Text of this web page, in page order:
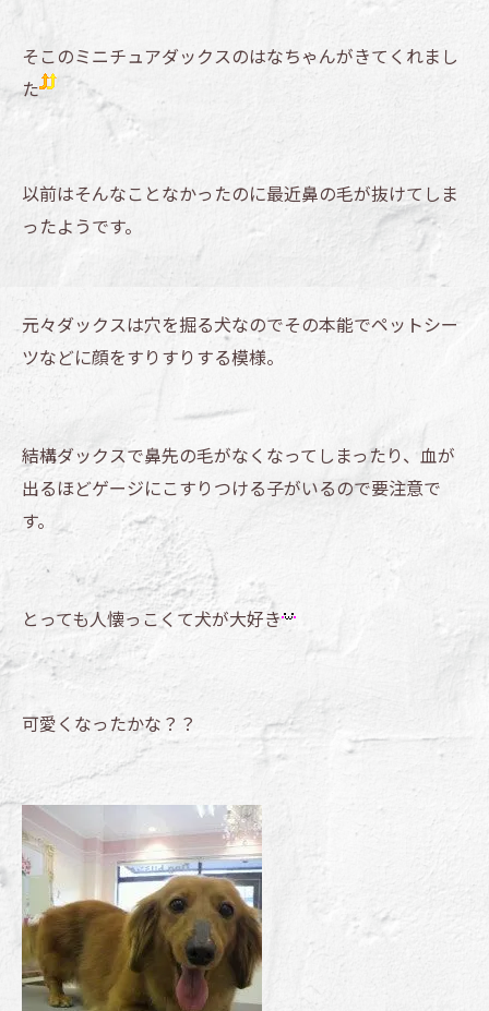
そこのミニチュアダックスのはなちゃんがきてくれまし
た
以前はそんなことなかったのに最近鼻の毛が抜けてしま
ったようです。
元々ダックスは穴を掘る犬なのでその本能でペットシー
ツなどに顔をすりすりする模様。
結構ダックスで鼻先の毛がなくなってしまったり、血が
出るほどゲージにこすりつける子がいるので要注意で
す。
とっても人懐っこくて犬が大好き
可愛くなったかな？？